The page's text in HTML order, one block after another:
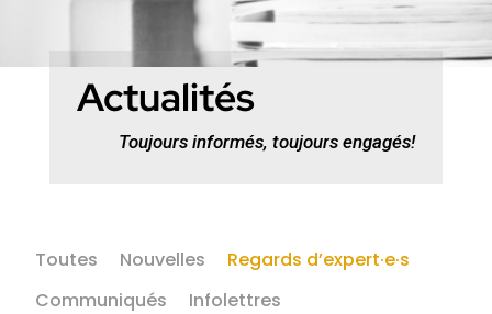
Actualités
Toujours informés, toujours engagés!
Toutes Nouvelles
Regards d’expert·e·s
Communiqués
Infolettres